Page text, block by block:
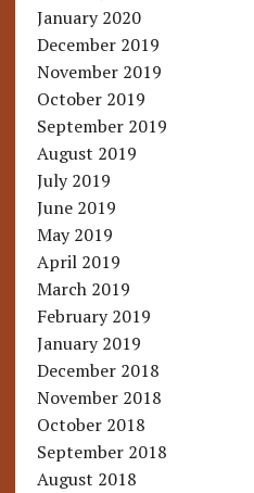
January 2020
December 2019
November 2019
October 2019
September 2019
August 2019
July 2019
June 2019
May 2019
April 2019
March 2019
February 2019
January 2019
December 2018
November 2018
October 2018
September 2018
August 2018